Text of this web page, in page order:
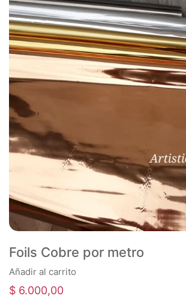
Foils Cobre por metro
Añadir al carrito
$ 6.000,00